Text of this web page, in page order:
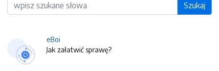
Szukaj
eBoi
Jak załatwić sprawę?